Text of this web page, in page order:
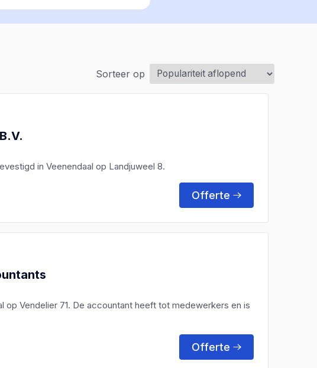
Sorteer op
in Veenendaal op Landjuweel 8.
Offerte
op Vendelier 71. De accountant heeft tot medewerkers en is
Offerte